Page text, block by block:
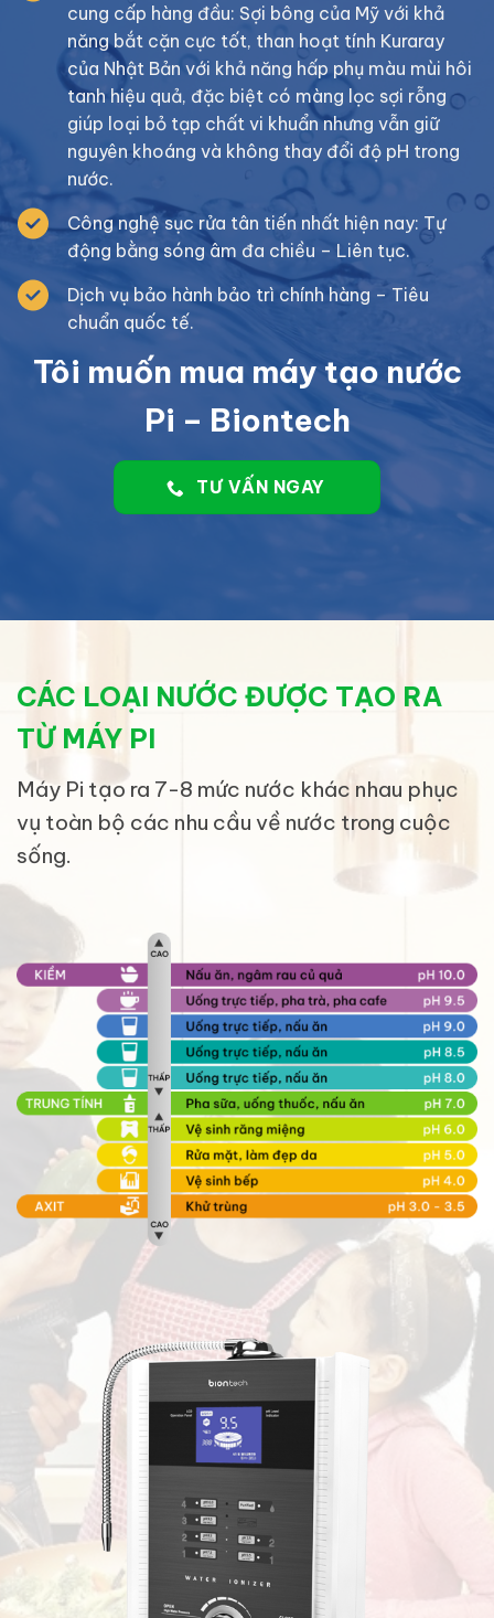
cung cấp hàng đầu: Sợi bông của Mỹ với khả
năng bắt cặn cực tốt, than hoạt tính Kuraray
của Nhật Bản với khả năng hấp phụ màu mùi hôi
tanh hiệu quả, đặc biệt có màng lọc sợi rỗng
giúp loại bỏ tạp chất vi khuẩn nhưng vẫn giữ
nguyên khoáng và không thay đổi độ pH trong
nước.
Công nghệ sục rửa tân tiến nhất hiện nay: Tự
động bằng sóng âm đa chiều – Liên tục.
Dịch vụ bảo hành bảo trì chính hàng – Tiêu
chuẩn quốc tế.
Tôi muốn mua máy tạo nước
Pi – Biontech
TƯ VẤN NGAY
CÁC LOẠI NƯỚC ĐƯỢC TẠO RA
TỪ MÁY PI
Máy Pi tạo ra 7-8 mức nước khác nhau phục
vụ toàn bộ các nhu cầu về nước trong cuộc
sống.